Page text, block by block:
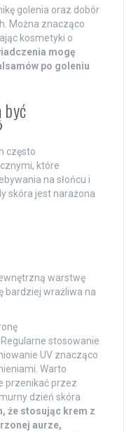
golenia oraz dobór
Można znacząco
kosmetyki o
mogę
po goleniu
być
często
które
na słońcu i
skóra jest narażona
warstwę
bardziej wrażliwa na
stosowanie
UV znacząco
Warto
przenikać przez
dzień skóra
że stosując krem z
aurze,